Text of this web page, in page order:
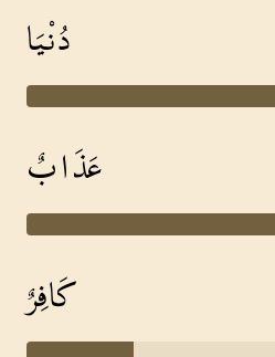
دُنْيَا
عَذَابٌ
كَافِرٌ